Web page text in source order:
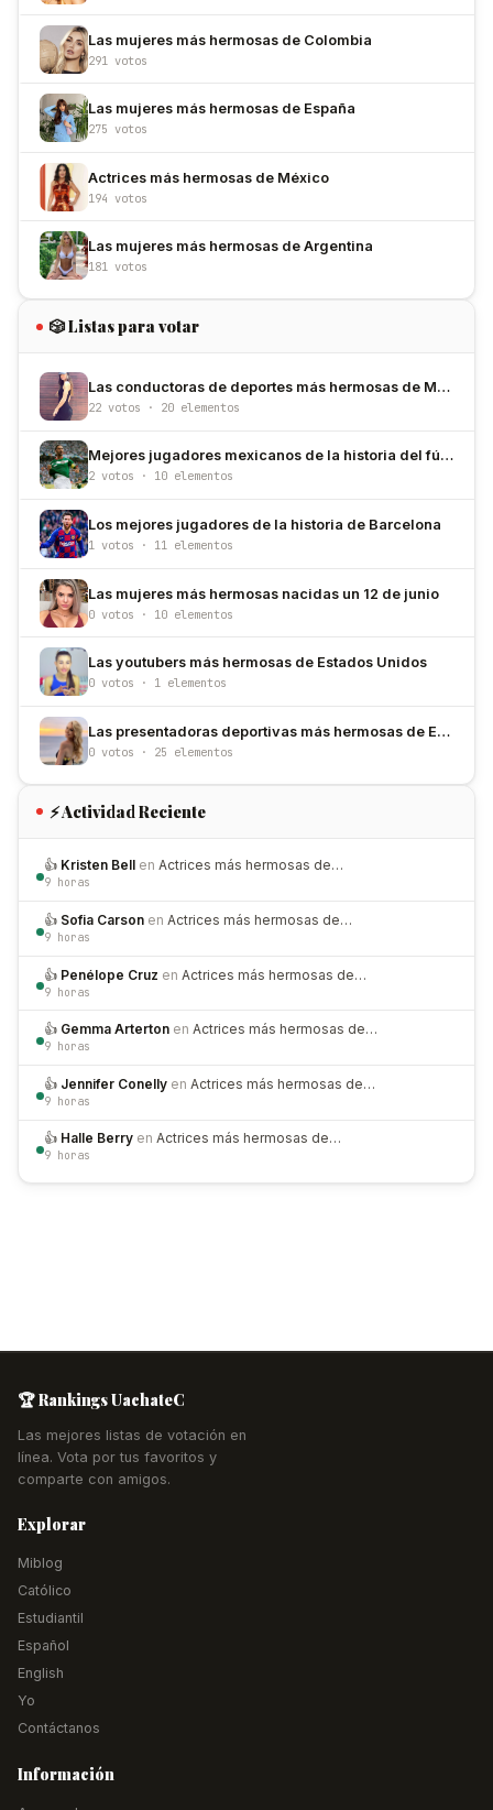
Las mujeres más hermosas de Colombia
291 votos
Las mujeres más hermosas de España
275 votos
Actrices más hermosas de México
194 votos
Las mujeres más hermosas de Argentina
181 votos
🎲 Listas para votar
Las conductoras de deportes más hermosas de México
22 votos · 20 elementos
Mejores jugadores mexicanos de la historia del fútbol
2 votos · 10 elementos
Los mejores jugadores de la historia de Barcelona
1 votos · 11 elementos
Las mujeres más hermosas nacidas un 12 de junio
0 votos · 10 elementos
Las youtubers más hermosas de Estados Unidos
0 votos · 1 elementos
Las presentadoras deportivas más hermosas de Estados Unidos
0 votos · 25 elementos
⚡ Actividad Reciente
👍 Kristen Bell en Actrices más hermosas de…
9 horas
👍 Sofia Carson en Actrices más hermosas de…
9 horas
👍 Penélope Cruz en Actrices más hermosas de…
9 horas
👍 Gemma Arterton en Actrices más hermosas de…
9 horas
👍 Jennifer Conelly en Actrices más hermosas de…
9 horas
👍 Halle Berry en Actrices más hermosas de…
9 horas
🏆 Rankings UachateC
Las mejores listas de votación en
línea. Vota por tus favoritos y
comparte con amigos.
Explorar
Miblog
Católico
Estudiantil
Español
English
Yo
Contáctanos
Información